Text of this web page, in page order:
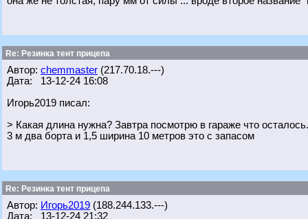
Re: Резинка тент прицепа
Автор: chemmaster (217.70.18.---)
Дата: 13-12-24 16:08
Игорь2019 писал:
> Какая длина нужна? Завтра посмотрю в гараже что осталось.
3 м два борта и 1,5 ширина 10 метров это с запасом
Re: Резинка тент прицепа
Автор: Игорь2019 (188.244.133.---)
Дата: 13-12-24 21:32